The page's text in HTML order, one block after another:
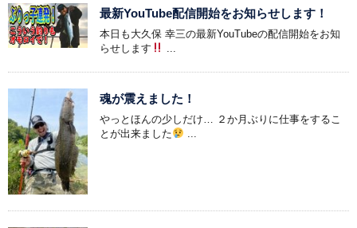
最新YouTube配信開始をお知らせします！
本日も大久保 幸三の最新YouTubeの配信開始をお知
らせします
...
魂が震えました！
やっとほんの少しだけ… ２か月ぶりに仕事をするこ
とが出来ました
...